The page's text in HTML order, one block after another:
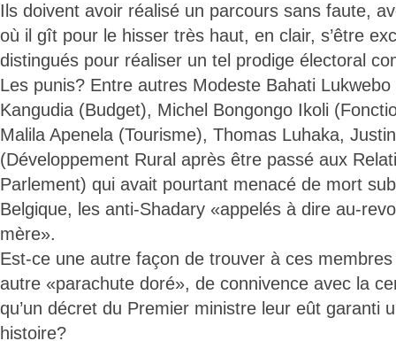
Ils doivent avoir réalisé un parcours sans faute,
où il gît pour le hisser très haut, en clair, s’être
distingués pour réaliser un tel prodige électoral
Les punis? Entre autres Modeste Bahati
Kangudia (Budget), Michel Bongongo Ikoli
Malila Apenela (Tourisme), Thomas Luhaka,
(Développement Rural après être passé aux
Parlement) qui avait pourtant menacé de mort
Belgique, les anti-Shadary «appelés à dire au-
mère».
Est-ce une autre façon de trouver à ces
autre «parachute doré», de connivence avec la
qu’un décret du Premier ministre leur eût garanti
histoire?